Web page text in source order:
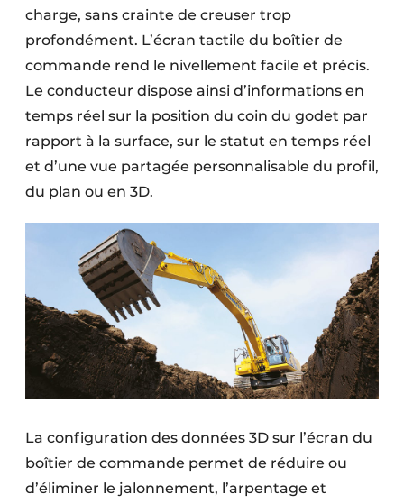
charge, sans crainte de creuser trop
profondément. L’écran tactile du boîtier de
commande rend le nivellement facile et précis.
Le conducteur dispose ainsi d’informations en
temps réel sur la position du coin du godet par
rapport à la surface, sur le statut en temps réel
et d’une vue partagée personnalisable du profil,
du plan ou en 3D.
La configuration des données 3D sur l’écran du
boîtier de commande permet de réduire ou
d’éliminer le jalonnement, l’arpentage et